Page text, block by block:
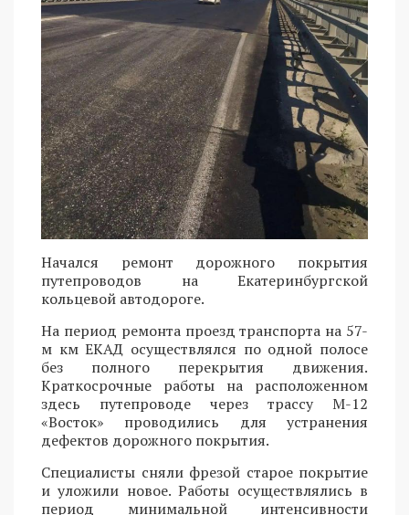
Начался ремонт дорожного покрытия
путепроводов на Екатеринбургской
кольцевой автодороге.
На период ремонта проезд транспорта на 57-
м км ЕКАД осуществлялся по одной полосе
без полного перекрытия движения.
Краткосрочные работы на расположенном
здесь путепроводе через трассу М-12
«Восток» проводились для устранения
дефектов дорожного покрытия.
Специалисты сняли фрезой старое покрытие
и уложили новое. Работы осуществлялись в
период минимальной интенсивности